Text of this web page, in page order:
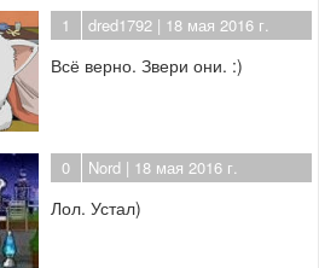
1 dred1792 | 18 мая 2016 г.
Всё верно. Звери они. :)
0 Nord | 18 мая 2016 г.
Лол. Устал)